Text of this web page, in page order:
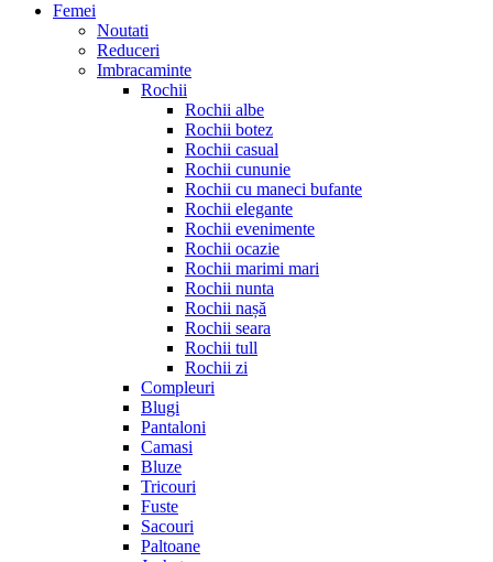
Femei
Noutati
Reduceri
Imbracaminte
Rochii
Rochii albe
Rochii botez
Rochii casual
Rochii cununie
Rochii cu maneci bufante
Rochii elegante
Rochii evenimente
Rochii ocazie
Rochii marimi mari
Rochii nunta
Rochii nașă
Rochii seara
Rochii tull
Rochii zi
Compleuri
Blugi
Pantaloni
Camasi
Bluze
Tricouri
Fuste
Sacouri
Paltoane